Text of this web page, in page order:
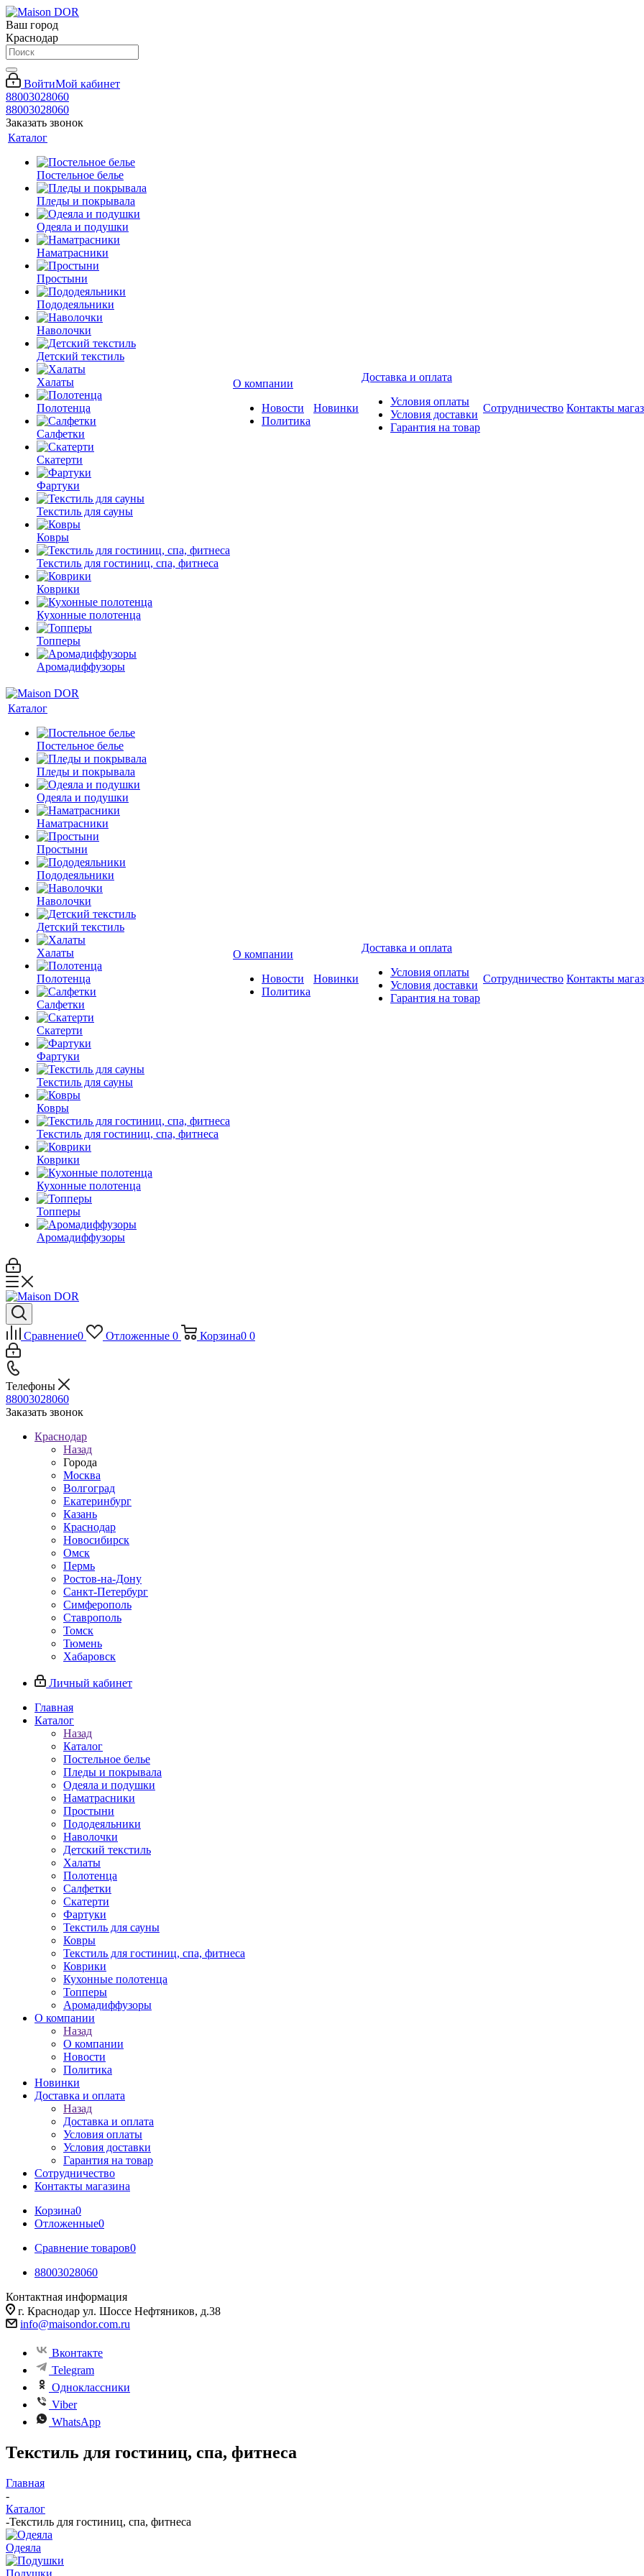
Ваш город
Краснодар
ВойтиМой кабинет
88003028060
88003028060
Заказать звонок
Каталог
Постельное белье
Пледы и покрывала
Одеяла и подушки
Наматрасники
Простыни
Пододеяльники
Наволочки
Детский текстиль
Халаты
Полотенца
Салфетки
Скатерти
Фартуки
Текстиль для сауны
Ковры
Текстиль для гостиниц, спа, фитнеса
Коврики
Кухонные полотенца
Топперы
Аромадиффузоры
О компании
Новости
Политика
Новинки
Доставка и оплата
Условия оплаты
Условия доставки
Гарантия на товар
Сотрудничество Контакты
Каталог
Постельное белье
Пледы и покрывала
Одеяла и подушки
Наматрасники
Простыни
Пододеяльники
Наволочки
Детский текстиль
Халаты
Полотенца
Салфетки
Скатерти
Фартуки
Текстиль для сауны
Ковры
Текстиль для гостиниц, спа, фитнеса
Коврики
Кухонные полотенца
Топперы
Аромадиффузоры
О компании
Новости
Политика
Новинки
Доставка и оплата
Условия оплаты
Условия доставки
Гарантия на товар
Сотрудничество Контакты
Сравнение0 Отложенные 0 Корзина0 0
Телефоны
88003028060
Заказать звонок
Краснодар
Назад
Города
Москва
Волгоград
Екатеринбург
Казань
Краснодар
Новосибирск
Омск
Пермь
Ростов-на-Дону
Санкт-Петербург
Симферополь
Ставрополь
Томск
Тюмень
Хабаровск
Личный кабинет
Главная
Каталог
Назад
Каталог
Постельное белье
Пледы и покрывала
Одеяла и подушки
Наматрасники
Простыни
Пододеяльники
Наволочки
Детский текстиль
Халаты
Полотенца
Салфетки
Скатерти
Фартуки
Текстиль для сауны
Ковры
Текстиль для гостиниц, спа, фитнеса
Коврики
Кухонные полотенца
Топперы
Аромадиффузоры
О компании
Назад
О компании
Новости
Политика
Новинки
Доставка и оплата
Назад
Доставка и оплата
Условия оплаты
Условия доставки
Гарантия на товар
Сотрудничество
Контакты магазина
Корзина0
Отложенные0
Сравнение товаров0
88003028060
Контактная информация
г. Краснодар ул. Шоссе Нефтяников, д.38
info@maisondor.com.ru
Вконтакте
Telegram
Одноклассники
Viber
WhatsApp
Текстиль для гостиниц, спа, фитнеса
Главная
-
Каталог
-Текстиль для гостиниц, спа, фитнеса
Одеяла
Подушки